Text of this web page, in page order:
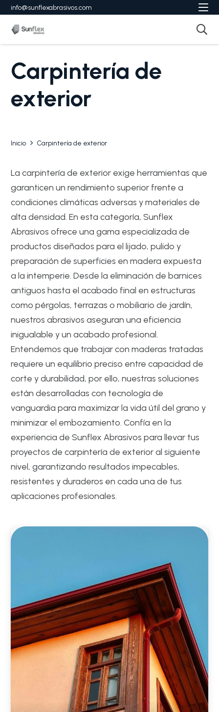
info@sunflexabrasivos.com
Carpintería de
exterior
Inicio Carpintería de exterior
La carpintería de exterior exige herramientas que
garanticen un rendimiento superior frente a
condiciones climáticas adversas y materiales de
alta densidad. En esta categoría, Sunflex
Abrasivos ofrece una gama especializada de
productos diseñados para el lijado, pulido y
preparación de superficies en madera expuesta
a la intemperie. Desde la eliminación de barnices
antiguos hasta el acabado final en estructuras
como pérgolas, terrazas o mobiliario de jardín,
nuestros abrasivos aseguran una eficiencia
inigualable y un acabado profesional.
Entendemos que trabajar con maderas tratadas
requiere un equilibrio preciso entre capacidad de
corte y durabilidad, por ello, nuestras soluciones
están desarrolladas con tecnología de
vanguardia para maximizar la vida útil del grano y
minimizar el embozamiento. Confía en la
experiencia de Sunflex Abrasivos para llevar tus
proyectos de carpintería de exterior al siguiente
nivel, garantizando resultados impecables,
resistentes y duraderos en cada una de tus
aplicaciones profesionales.